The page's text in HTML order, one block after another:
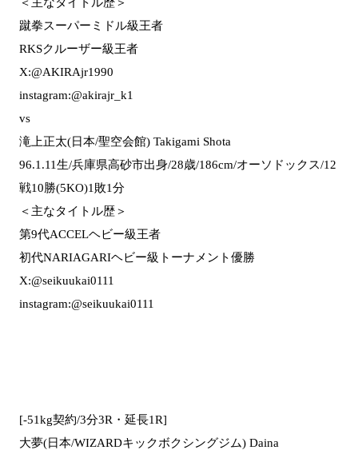
蹴拳スーパーミドル級王者
RKSクルーザー級王者
X:@AKIRAjr1990
instagram:@akirajr_k1
vs
滝上正太(日本/聖空会館) Takigami Shota
96.1.11生/兵庫県高砂市出身/28歳/186cm/オーソドックス/12
戦10勝(5KO)1敗1分
＜主なタイトル歴＞
第9代ACCELヘビー級王者
初代NARIAGARIヘビー級トーナメント優勝
X:@seikuukai0111
instagram:@seikuukai0111
[-51kg契約/3分3R・延長1R]
大夢(日本/WIZARDキックボクシングジム) Daina